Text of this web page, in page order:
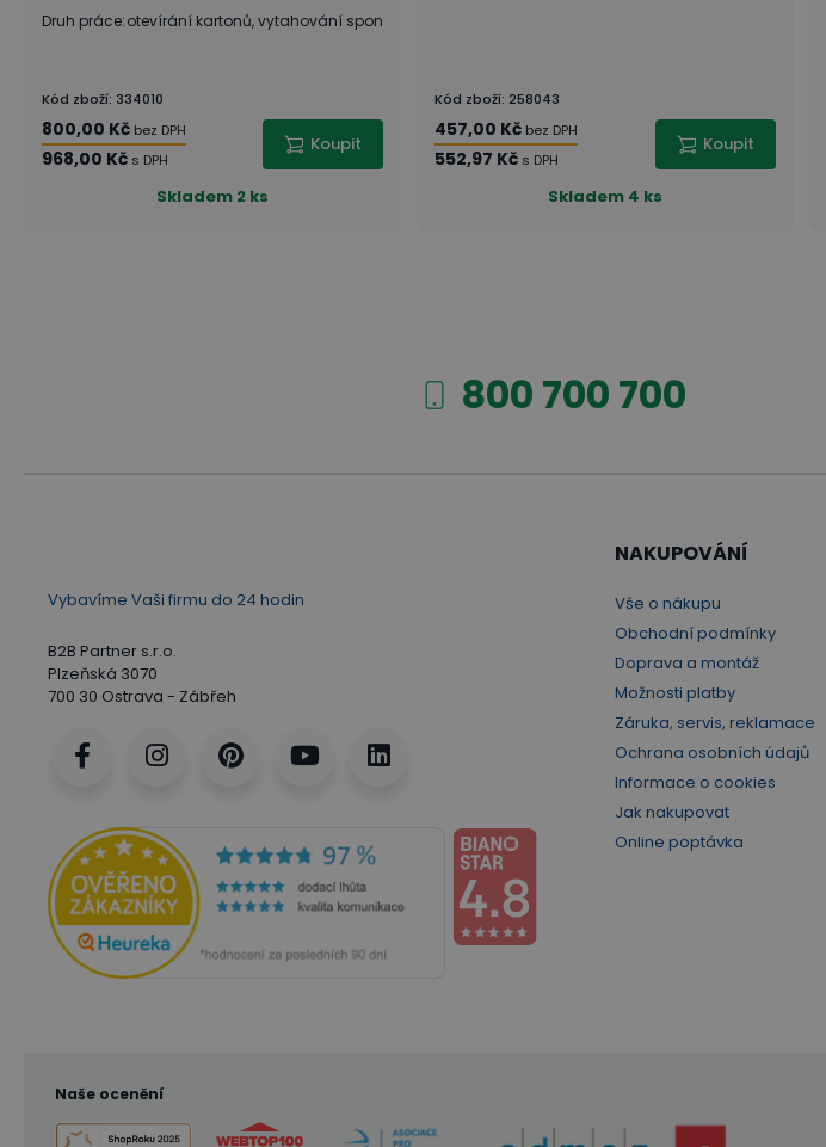
Druh práce:otevírání kartonů, vytahování spon
Kód zboží: 334010
800,00 Kč bez DPH
968,00 Kč s DPH
Koupit
Skladem 2 ks
Kód zboží:258043
457,00 Kč bez DPH
552,97 Kč s DPH
Koupit
Skladem 4 ks
800 700 700
Vybavíme Vaši firmu do 24 hodin
B2B Partner s.r.o.
Plzeňská 3070
700 30 Ostrava - Zábřeh
NAKUPOVÁNÍ
Vše o nákupu
Obchodní podmínky
Doprava a montáž
Možnosti platby
Záruka, servis, reklamace
Ochrana osobních údajů
Informace o cookies
Jak nakupovat
Online poptávka
Naše ocenění